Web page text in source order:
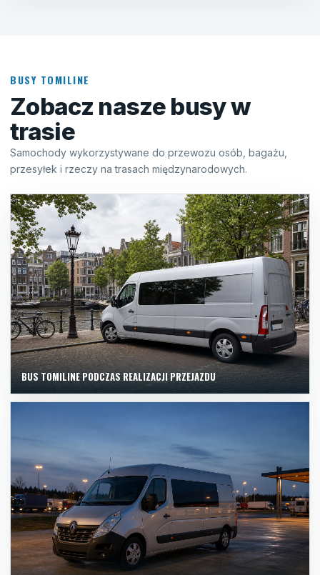
BUSY TOMILINE
Zobacz nasze busy w
trasie
Samochody wykorzystywane do przewozu osób, bagażu,
przesyłek i rzeczy na trasach międzynarodowych.
BUS TOMILINE PODCZAS REALIZACJI PRZEJAZDU